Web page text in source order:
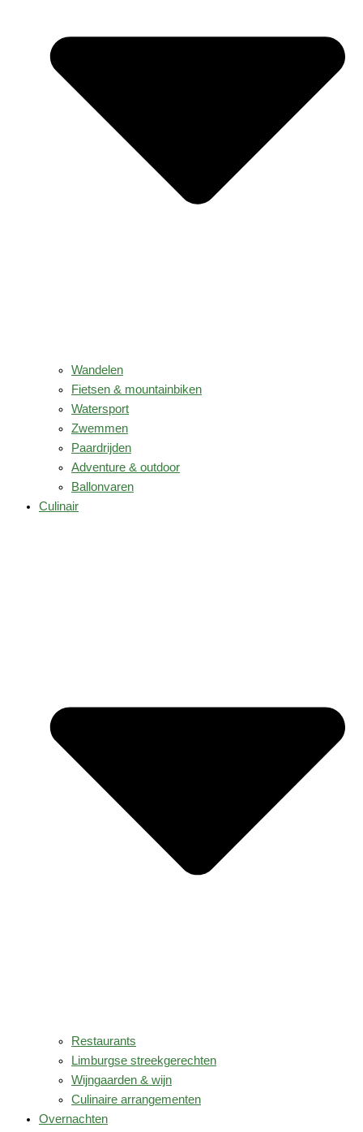
Wandelen
Fietsen & mountainbiken
Watersport
Zwemmen
Paardrijden
Adventure & outdoor
Ballonvaren
Culinair
Restaurants
Limburgse streekgerechten
Wijngaarden & wijn
Culinaire arrangementen
Overnachten